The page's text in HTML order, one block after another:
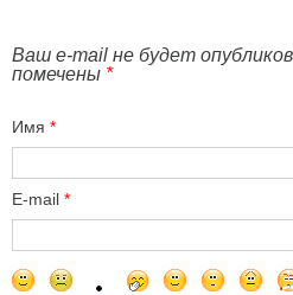
Ваш e-mail не будет
помечены *
Имя *
E-mail *